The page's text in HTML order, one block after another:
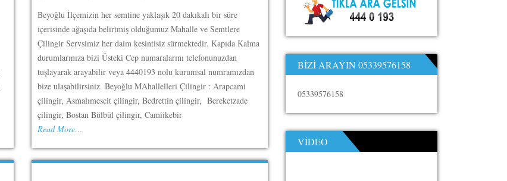
Beyoğlu İlçemizin her semtine yaklaşık 20 dakıkalı bir süre
içerisinde ağaşıda belirtmiş olduğumuz Mahalle ve Semtlere
Çilingir Servsimiz her daim kesintisiz sürmektedir. Kapıda Kalma
durumlarınıza bizi Üsteki Cep numaralarını telefonunuzdan
tuşlayarak arayabilir veya 4440193 nolu kurumsal numramızdan
bize ulaşabilirsiniz. Beyoğlu MAhallelleri Çilingir : Arapcami
çilingir, Asmalımescit çilingir, Bedrettin çilingir, Bereketzade
çilingir, Bostan Bülbül çilingir, Camiikebir
Read More…
BIZI ARAYIN 05339576158
05339576158
VIDEO